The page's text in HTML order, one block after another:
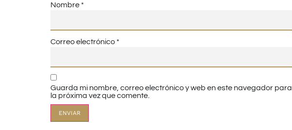
Nombre *
Correo electrónico *
Guarda mi nombre, correo electrónico y web en este navegador para
la próxima vez que comente.